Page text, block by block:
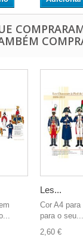
Les...
Cor A4
para o seu...
2,60 €